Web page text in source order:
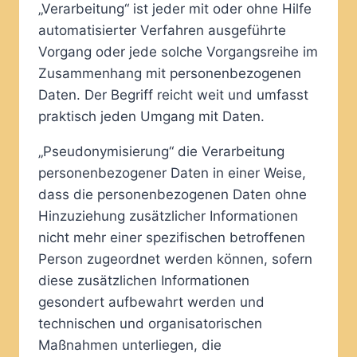
„Verarbeitung“ ist jeder mit oder ohne Hilfe
automatisierter Verfahren ausgeführte
Vorgang oder jede solche Vorgangsreihe im
Zusammenhang mit personenbezogenen
Daten. Der Begriff reicht weit und umfasst
praktisch jeden Umgang mit Daten.
„Pseudonymisierung“ die Verarbeitung
personenbezogener Daten in einer Weise,
dass die personenbezogenen Daten ohne
Hinzuziehung zusätzlicher Informationen
nicht mehr einer spezifischen betroffenen
Person zugeordnet werden können, sofern
diese zusätzlichen Informationen
gesondert aufbewahrt werden und
technischen und organisatorischen
Maßnahmen unterliegen, die